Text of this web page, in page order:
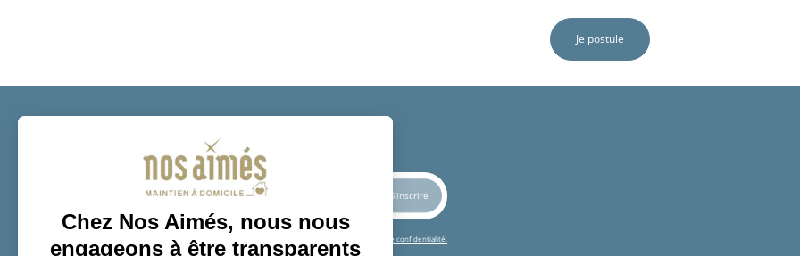
Je postule
Restons connectés
En soumettant ce formulaire, je reconnais avoir lu et accepté la charte de confidentialité.